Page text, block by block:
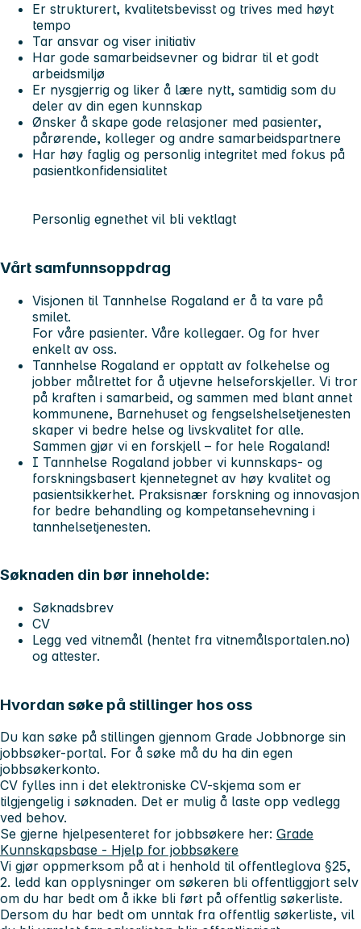
Er strukturert, kvalitetsbevisst og trives med høyt
tempo
Tar ansvar og viser initiativ
Har gode samarbeidsevner og bidrar til et godt
arbeidsmiljø
Er nysgjerrig og liker å lære nytt, samtidig som du
deler av din egen kunnskap
Ønsker å skape gode relasjoner med pasienter,
pårørende, kolleger og andre samarbeidspartnere
Har høy faglig og personlig integritet med fokus på
pasientkonfidensialitet
Personlig egnethet vil bli vektlagt
Vårt samfunnsoppdrag
Visjonen til Tannhelse Rogaland er å ta vare på
smilet.
For våre pasienter. Våre kollegaer. Og for hver
enkelt av oss.
Tannhelse Rogaland er opptatt av folkehelse og
jobber målrettet for å utjevne helseforskjeller. Vi tror
på kraften i samarbeid, og sammen med blant annet
kommunene, Barnehuset og fengselshelsetjenesten
skaper vi bedre helse og livskvalitet for alle.
Sammen gjør vi en forskjell – for hele Rogaland!
I Tannhelse Rogaland jobber vi kunnskaps- og
forskningsbasert kjennetegnet av høy kvalitet og
pasientsikkerhet. Praksisnær forskning og innovasjon
for bedre behandling og kompetansehevning i
tannhelsetjenesten.
Søknaden din bør inneholde:
Søknadsbrev
CV
Legg ved vitnemål (hentet fra vitnemålsportalen.no)
og attester.
Hvordan søke på stillinger hos oss
Du kan søke på stillingen gjennom Grade Jobbnorge sin
jobbsøker-portal. For å søke må du ha din egen
jobbsøkerkonto.
CV fylles inn i det elektroniske CV-skjema som er
tilgjengelig i søknaden. Det er mulig å laste opp vedlegg
ved behov.
Se gjerne hjelpesenteret for jobbsøkere her: Grade
Kunnskapsbase - Hjelp for jobbsøkere
Vi gjør oppmerksom på at i henhold til offentleglova §25,
2. ledd kan opplysninger om søkeren bli offentliggjort selv
om du har bedt om å ikke bli ført på offentlig søkerliste.
Dersom du har bedt om unntak fra offentlig søkerliste, vil